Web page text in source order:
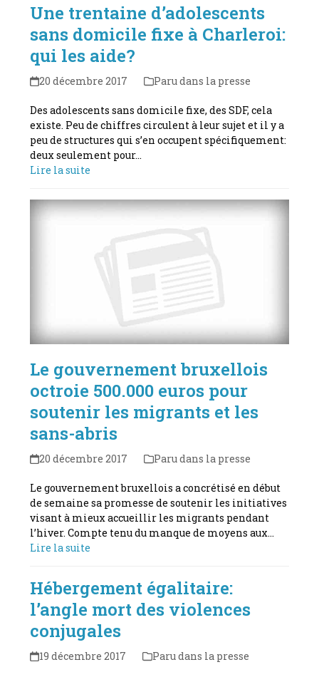
Une trentaine d’adolescents
sans domicile fixe à Charleroi:
qui les aide?
20 décembre 2017 Paru dans la presse
Des adolescents sans domicile fixe, des SDF, cela
existe. Peu de chiffres circulent à leur sujet et il y a
peu de structures qui s’en occupent spécifiquement:
deux seulement pour…
Lire la suite
Le gouvernement bruxellois
octroie 500.000 euros pour
soutenir les migrants et les
sans-abris
20 décembre 2017 Paru dans la presse
Le gouvernement bruxellois a concrétisé en début
de semaine sa promesse de soutenir les initiatives
visant à mieux accueillir les migrants pendant
l’hiver. Compte tenu du manque de moyens aux…
Lire la suite
Hébergement égalitaire:
l’angle mort des violences
conjugales
19 décembre 2017 Paru dans la presse